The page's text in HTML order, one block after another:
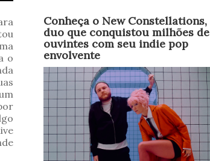
o
Conheça o New Constellations,
duo que conquistou milhões de
ouvintes com seu indie pop
envolvente